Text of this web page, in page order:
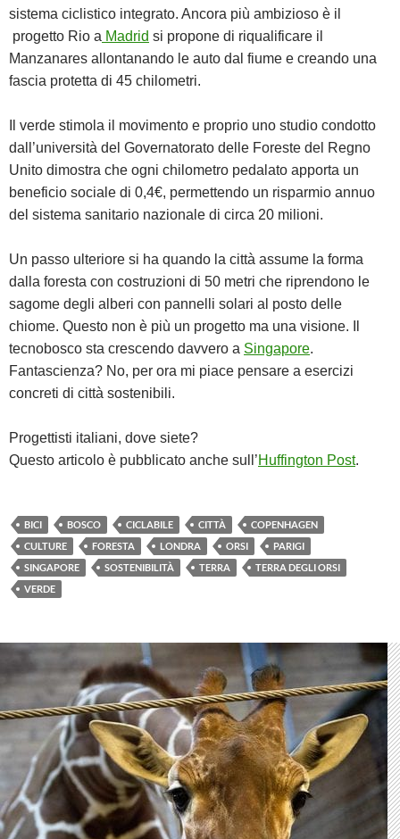
sistema ciclistico integrato. Ancora più ambizioso è il
progetto Rio a Madrid si propone di riqualificare il
Manzanares allontanando le auto dal fiume e creando una
fascia protetta di 45 chilometri.
Il verde stimola il movimento e proprio uno studio condotto
dall’università del Governatorato delle Foreste del Regno
Unito dimostra che ogni chilometro pedalato apporta un
beneficio sociale di 0,4€, permettendo un risparmio annuo
del sistema sanitario nazionale di circa 20 milioni.
Un passo ulteriore si ha quando la città assume la forma
dalla foresta con costruzioni di 50 metri che riprendono le
sagome degli alberi con pannelli solari al posto delle
chiome. Questo non è più un progetto ma una visione. Il
tecnobosco sta crescendo davvero a Singapore.
Fantascienza? No, per ora mi piace pensare a esercizi
concreti di città sostenibili.
Progettisti italiani, dove siete?
Questo articolo è pubblicato anche sull’Huffington Post.
BICI BOSCO CICLABILE CITTÀ
COPENHAGEN
CULTURE
FORESTA LONDRA ORSI
PARIGI
SINGAPORE
SOSTENIBILITÀ TERRA
TERRA DEGLI ORSI
VERDE